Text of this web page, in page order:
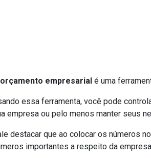
orçamento empresarial é uma
essa ferramenta, você pode
empresa ou pelo menos manter seus
destacar que ao colocar os números
importantes a respeito da